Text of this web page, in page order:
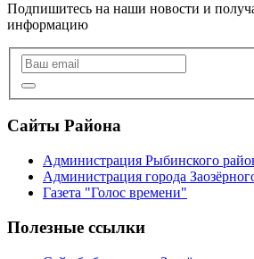
Подпишитесь на наши новости и
информацию
Сайты Района
Администрация Рыбинского
Администрация города
Газета "Голос времени"
Полезные ссылки